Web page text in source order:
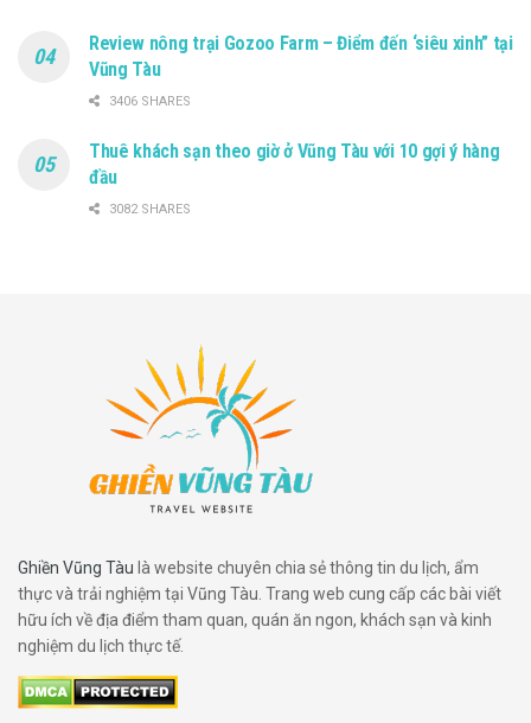
Review nông trại Gozoo Farm – Điểm đến ‘siêu xinh” tại
Vũng Tàu
3406 SHARES
Thuê khách sạn theo giờ ở Vũng Tàu với 10 gợi ý hàng
đầu
3082 SHARES
Ghiền Vũng Tàu là website chuyên chia sẻ thông tin du lịch, ẩm
thực và trải nghiệm tại Vũng Tàu. Trang web cung cấp các bài viết
hữu ích về địa điểm tham quan, quán ăn ngon, khách sạn và kinh
nghiệm du lịch thực tế.